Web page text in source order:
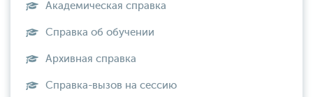
Академическая справка
Справка об обучении
Архивная справка
Справка-вызов на сессию